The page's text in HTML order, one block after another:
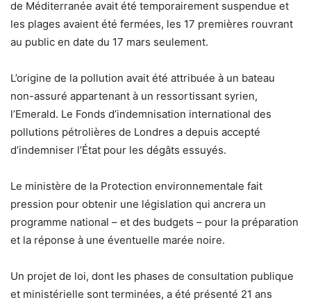
de Méditerranée avait été temporairement suspendue et
les plages avaient été fermées, les 17 premières rouvrant
au public en date du 17 mars seulement.
L’origine de la pollution avait été attribuée à un bateau
non-assuré appartenant à un ressortissant syrien,
l’Emerald. Le Fonds d’indemnisation international des
pollutions pétrolières de Londres a depuis accepté
d’indemniser l’État pour les dégâts essuyés.
Le ministère de la Protection environnementale fait
pression pour obtenir une législation qui ancrera un
programme national – et des budgets – pour la préparation
et la réponse à une éventuelle marée noire.
Un projet de loi, dont les phases de consultation publique
et ministérielle sont terminées, a été présenté 21 ans